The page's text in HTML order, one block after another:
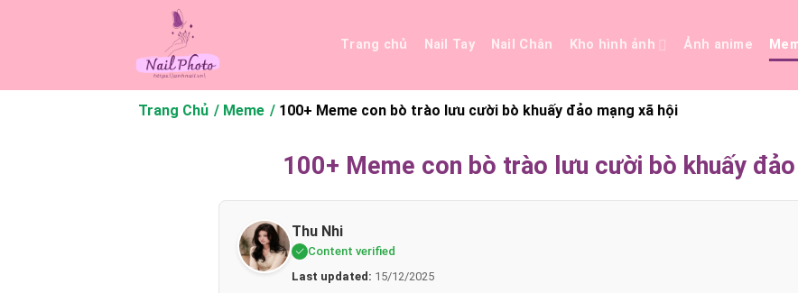
Trang chủ Nail Tay Nail Chân Kho hình ảnh Ảnh anime
Trang Chủ Meme 100+ Meme con bò trào lưu cười bò khuấy đảo mạng xã hội
100+ Meme con bò trào lưu cười bò khuấy
Thu Nhi
Content verified
Last updated: 15/12/2025